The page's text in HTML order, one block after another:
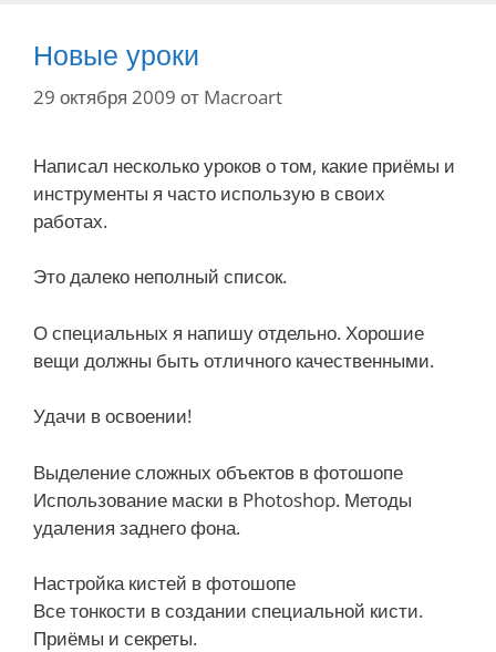
о
ж
х
о
е
т
о
в
о
т
о
о
п
Новые уроки
29 октября 2009 от Macroart
Написал несколько уроков о том, какие приёмы и
инструменты я часто использую в своих
работах.
Это далеко неполный список.
О специальных я напишу отдельно. Хорошие
вещи должны быть отличного качественными.
Удачи в освоении!
Выделение сложных объектов в фотошопе
Использование маски в Photoshop. Методы
удаления заднего фона.
Настройка кистей в фотошопе
Все тонкости в создании специальной кисти.
Приёмы и секреты.